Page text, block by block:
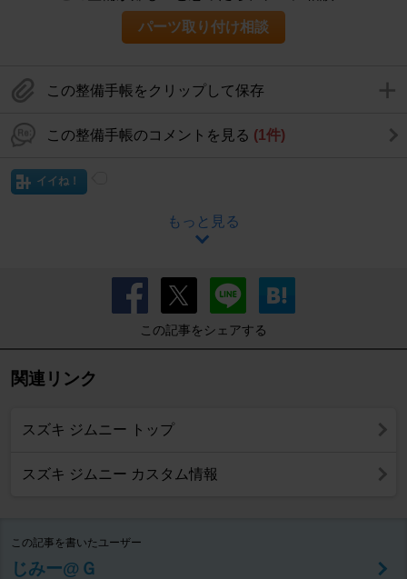
パーツ取り付け相談
この整備手帳をクリップして保存
この整備手帳のコメントを見る (1件)
イイね！
もっと見る
この記事をシェアする
関連リンク
スズキ ジムニー トップ
スズキ ジムニー カスタム情報
この記事を書いたユーザー
じみー@Ｇ